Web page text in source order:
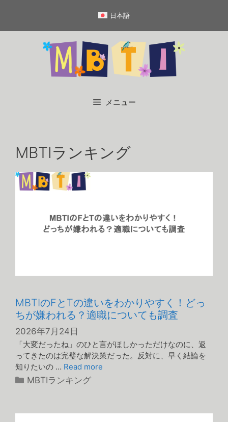
テ
日本語
メニュー
MBTIランキング
MBTIのFとTの違いをわかりやすく！どっ
ちが嫌われる？適職についても調査
2026年7月24日
「大変だったね」のひと言がほしかっただけなのに、返
ってきたのは完璧な解決策だった。反対に、早く結論を
知りたいの … Read more
カ
リ
MBTIランキング